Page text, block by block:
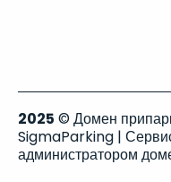
2025 © Домен
SigmaParking |
администратором